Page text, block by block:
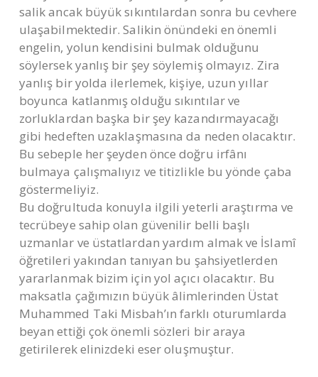
salik ancak büyük sıkıntılardan sonra bu cevhere
ulaşabilmektedir. Salikin önündeki en önemli
engelin, yolun kendisini bulmak olduğunu
söylersek yanlış bir şey söylemiş olmayız. Zira
yanlış bir yolda ilerlemek, kişiye, uzun yıllar
boyunca katlanmış olduğu sıkıntılar ve
zorluklardan başka bir şey kazandırmayacağı
gibi hedeften uzaklaşmasına da neden olacaktır.
Bu sebeple her şeyden önce doğru irfânı
bulmaya çalışmalıyız ve titizlikle bu yönde çaba
göstermeliyiz.
Bu doğrultuda konuyla ilgili yeterli araştırma ve
tecrübeye sahip olan güvenilir belli başlı
uzmanlar ve üstatlardan yardım almak ve İslamî
öğretileri yakından tanıyan bu şahsiyetlerden
yararlanmak bizim için yol açıcı olacaktır. Bu
maksatla çağımızın büyük âlimlerinden Üstat
Muhammed Taki Misbah’ın farklı oturumlarda
beyan ettiği çok önemli sözleri bir araya
getirilerek elinizdeki eser oluşmuştur.